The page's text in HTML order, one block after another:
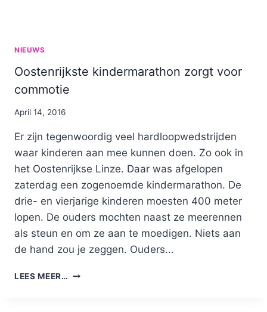
NIEUWS
Oostenrijkste kindermarathon zorgt voor
commotie
By
April 14, 2016
Er zijn tegenwoordig veel hardloopwedstrijden
waar kinderen aan mee kunnen doen. Zo ook in
het Oostenrijkse Linze. Daar was afgelopen
zaterdag een zogenoemde kindermarathon. De
drie- en vierjarige kinderen moesten 400 meter
lopen. De ouders mochten naast ze meerennen
als steun en om ze aan te moedigen. Niets aan
de hand zou je zeggen. Ouders...
LEES MEER… OOSTENRIJKSTE